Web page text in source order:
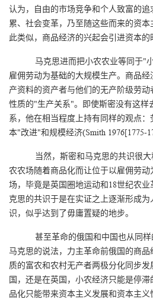
认为，自由的市场竞争和个人致富的
累、社会变革，乃至随这些而来的资
此类似，商品经济的兴起会引进资本的
马克思进而把小农农业等同于"
雇佣劳动为基础的大规模生产。商品
产资料的资产者与他们的无产阶级劳
性质的"生产关系"。即使斯密没有这样
系，他在相当程度上持有同样的观点
本"改进"和规模经济(Smith 1976[1775-
当然，斯密和马克思的共识很大
农农场随着商品化而让位于以雇佣劳
场，毕竟是英国圈地运动和18世纪农
克思的共识于是在实证之上逐渐形成
识，似乎达到了毋庸置疑的地步。
甚至革命的俄国和中国也从同样
马克思的说法，力主革命前俄国的商
质的富农和农村无产者两极分化同步
国，还是在英国，小农经济只能是停
品化只能带来资本主义发展和资本主义